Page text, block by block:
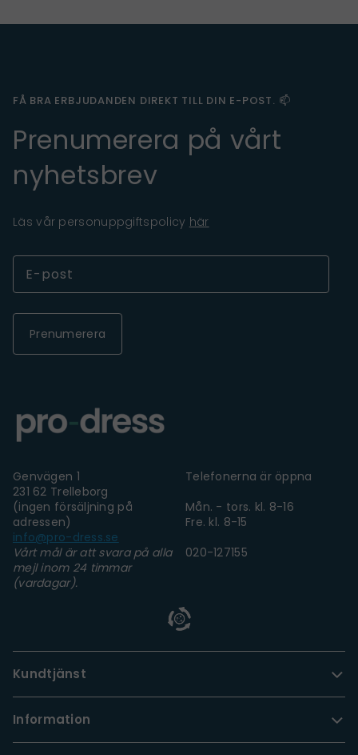
FÅ BRA ERBJUDANDEN DIREKT TILL DIN E-POST. 📫
Prenumerera på vårt
nyhetsbrev
Läs vår personuppgiftspolicy här
Prenumerera
Genvägen 1
231 62 Trelleborg
(ingen försäljning på
adressen)
info@pro-dress.se
Vårt mål är att svara på alla
mejl inom 24 timmar
(vardagar).
Telefonerna är öppna
Mån. - tors. kl. 8-16
Fre. kl. 8-15
020-127155
Kundtjänst
Information